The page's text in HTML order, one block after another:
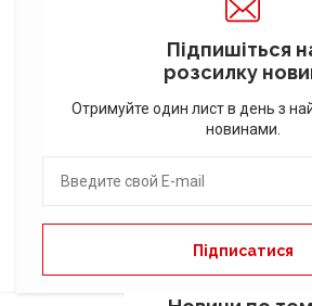
Підпишіться
розсилку
Отримуйте один лист в день з
новинами.